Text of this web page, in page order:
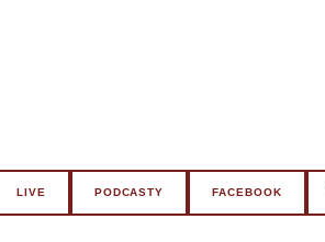
LIVE PODCASTY FACEBOOK